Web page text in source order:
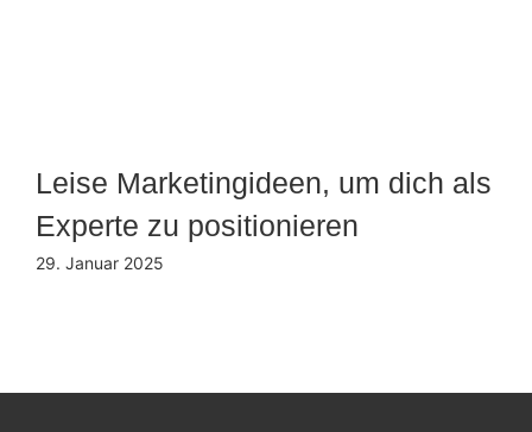
Leise Marketingideen, um dich als
Experte zu positionieren
29. Januar 2025